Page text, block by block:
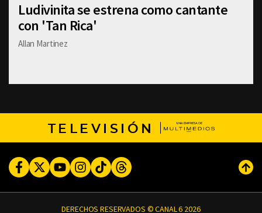
Ludivinita se estrena como cantante
con 'Tan Rica'
Allan Martinez
TELEVISIÓN
FacebookTwitterYoutubeInstagram
TikTokThreads
DERECHOS RESERVADOS © CANAL 6 2026